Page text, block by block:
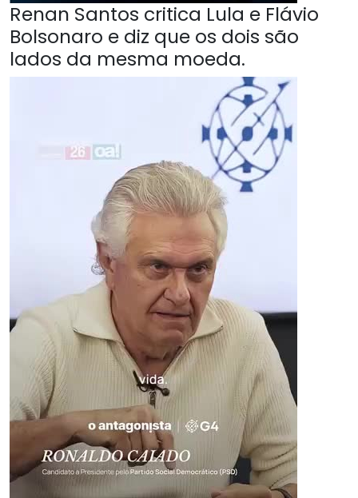
Renan Santos critica Lula e Flávio
Bolsonaro e diz que os dois são
lados da mesma moeda.